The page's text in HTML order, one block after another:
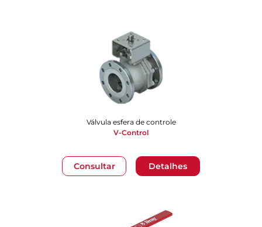
Consultar Detalhes
Válvula esfera de controle
V-Control